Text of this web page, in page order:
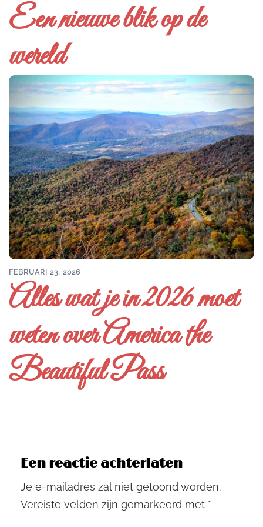
Een nieuwe blik op de
wereld
FEBRUARI 23, 2026
Alles wat je in 2026 moet
weten over America the
Beautiful Pass
Een reactie achterlaten
Je e-mailadres zal niet getoond worden.
Vereiste velden zijn gemarkeerd met *